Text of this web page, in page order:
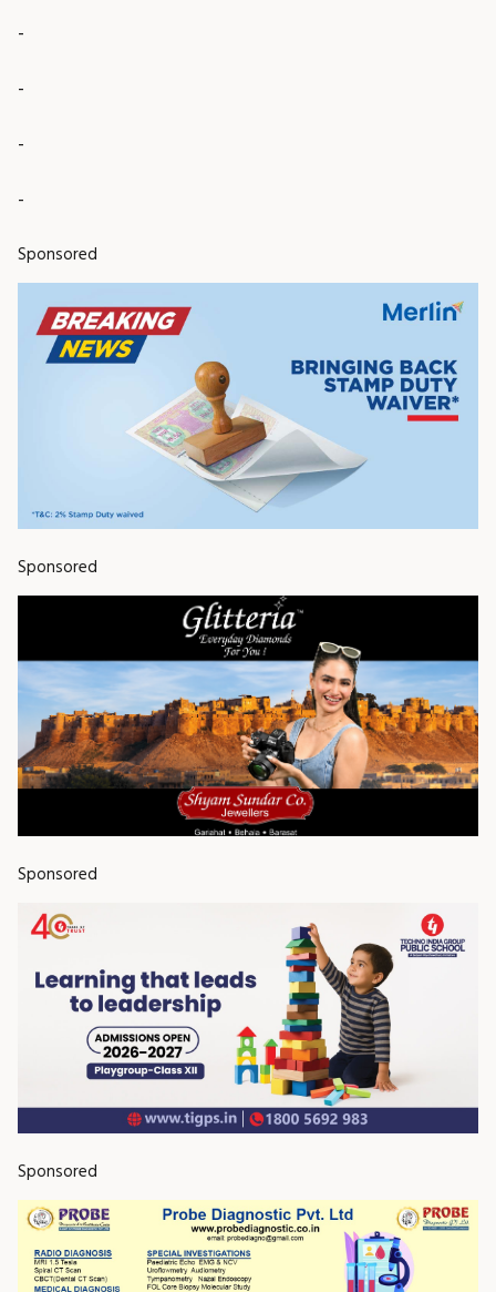
-
-
-
-
Sponsored
Sponsored
Sponsored
Sponsored